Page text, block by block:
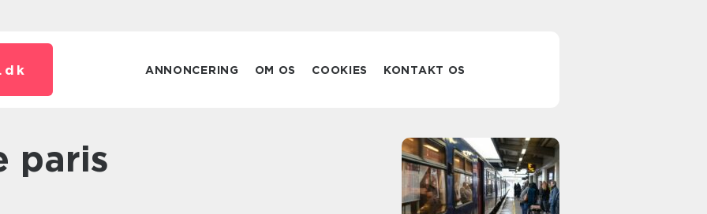
dk ANNONCERING OM OS COOKIES KONTAKT OS
paris